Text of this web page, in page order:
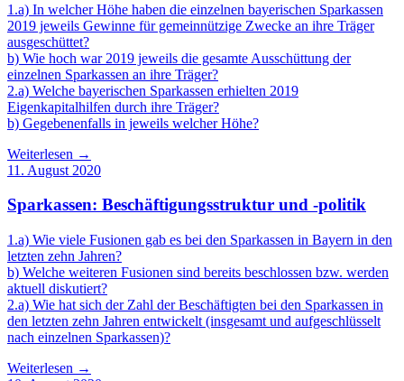
1.a) In welcher Höhe haben die einzelnen bayerischen Sparkassen
2019 jeweils Gewinne für gemeinnützige Zwecke an ihre Träger
ausgeschüttet?
b) Wie hoch war 2019 jeweils die gesamte Ausschüttung der
einzelnen Sparkassen an ihre Träger?
2.a) Welche bayerischen Sparkassen erhielten 2019
Eigenkapitalhilfen durch ihre Träger?
b) Gegebenenfalls in jeweils welcher Höhe?
Weiterlesen →
11. August 2020
Sparkassen: Beschäftigungsstruktur und -politik
1.a) Wie viele Fusionen gab es bei den Sparkassen in Bayern in den
letzten zehn Jahren?
b) Welche weiteren Fusionen sind bereits beschlossen bzw. werden
aktuell diskutiert?
2.a) Wie hat sich der Zahl der Beschäftigten bei den Sparkassen in
den letzten zehn Jahren entwickelt (insgesamt und aufgeschlüsselt
nach einzelnen Sparkassen)?
Weiterlesen →